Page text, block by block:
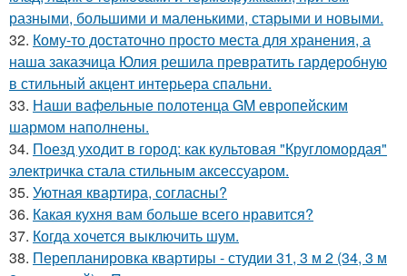
разными, большими и маленькими, старыми и новыми.
32. Кому-то достаточно просто места для хранения, а
наша заказчица Юлия решила превратить гардеробную
в стильный акцент интерьера спальни.
33. Наши вафельные полотенца GM европейским
шармом наполнены.
34. Поезд уходит в город: как культовая "Кругломордая"
электричка стала стильным аксессуаром.
35. Уютная квартира, согласны?
36. Какая кухня вам больше всего нравится?
37. Когда хочется выключить шум.
38. Перепланировка квартиры - студии 31, 3 м 2 (34, 3 м